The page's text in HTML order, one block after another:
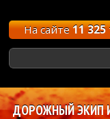
На сайте11 325
ДОРОЖНЫЙ ЭКИП